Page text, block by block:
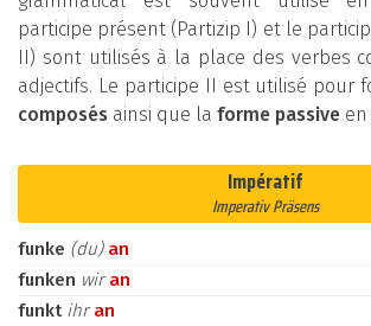
participe présent (Partizip I) et le
II) sont utilisés à la place des verbes
adjectifs. Le participe II est utilisé pour
composés ainsi que la forme passive
Impératif
Imperativ Präsens
funke (du) an
funken wiran
funkt ihran